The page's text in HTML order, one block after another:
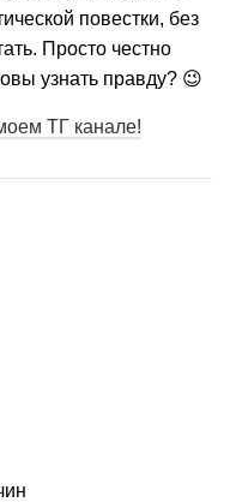
повестки, без
Просто честно
узнать правду? 😉
ТГ канале!